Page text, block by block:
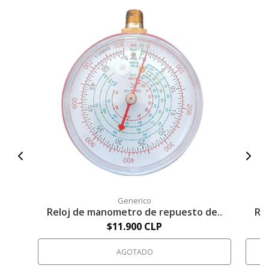
Generico
Reloj de manometro de repuesto de..
$11.900 CLP
AGOTADO